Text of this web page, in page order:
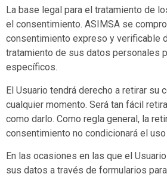
La base legal para el tratamiento de
el consentimiento. ASIMSA se
consentimiento expreso y verificable
tratamiento de sus datos personales
específicos.
El Usuario tendrá derecho a retirar su
cualquier momento. Será tan fácil
como darlo. Como regla general, la
consentimiento no condicionará el
En las ocasiones en las que el
sus datos a través de formularios